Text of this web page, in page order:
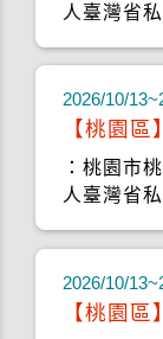
人臺灣省
2026/10/
【桃園
：桃園市
人臺灣省
2026/10/
【桃園